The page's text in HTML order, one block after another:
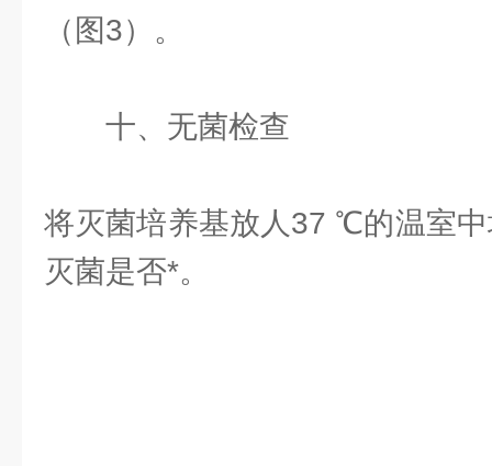
（图3）。
十、无菌检查
将灭菌培养基放人37 ℃的温室
灭菌是否*。